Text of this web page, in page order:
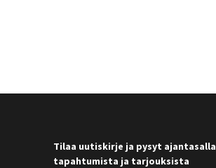
Tilaa uutiskirje ja pysyt ajantasalla
tapahtumista ja tarjouksista